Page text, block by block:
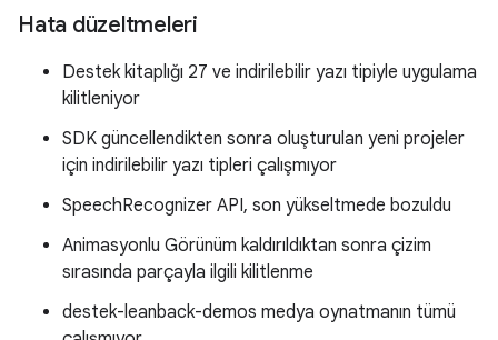
Hata düzeltmeleri
Destek kitaplığı 27 ve indirilebilir yazı tipiyle uygulama
kilitleniyor
SDK güncellendikten sonra oluşturulan yeni projeler
için indirilebilir yazı tipleri çalışmıyor
SpeechRecognizer API, son yükseltmede bozuldu
Animasyonlu Görünüm kaldırıldıktan sonra çizim
sırasında parçayla ilgili kilitlenme
destek-leanback-demos medya oynatmanın tümü